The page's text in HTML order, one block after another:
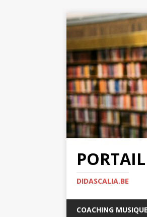
DIDASCALIA.BE
COACHING MUSIQUE